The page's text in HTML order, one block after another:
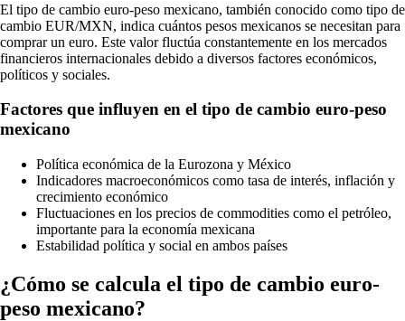
El tipo de cambio euro-peso mexicano, también conocido como tipo de
cambio EUR/MXN, indica cuántos pesos mexicanos se necesitan para
comprar un euro. Este valor fluctúa constantemente en los mercados
financieros internacionales debido a diversos factores económicos,
políticos y sociales.
Factores que influyen en el tipo de cambio euro-peso
mexicano
Política económica de la Eurozona y México
Indicadores macroeconómicos como tasa de interés, inflación y
crecimiento económico
Fluctuaciones en los precios de commodities como el petróleo,
importante para la economía mexicana
Estabilidad política y social en ambos países
¿Cómo se calcula el tipo de cambio euro-
peso mexicano?